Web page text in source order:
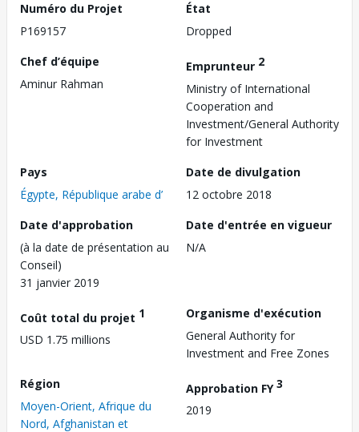
Numéro du Projet
P169157
État
Dropped
Chef d’équipe
Aminur Rahman
Emprunteur 2
Ministry of International
Cooperation and
Investment/General Authority
for Investment
Pays
Égypte, République arabe d’
Date de divulgation
12 octobre 2018
Date d'approbation
(à la date de présentation au
Conseil)
31 janvier 2019
Date d'entrée en vigueur
N/A
Coût total du projet 1
USD 1.75 millions
Organisme d'exécution
General Authority for
Investment and Free Zones
Région
Moyen-Orient, Afrique du
Nord, Afghanistan et
Approbation FY3
2019